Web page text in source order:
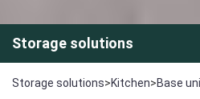
Storage solutions
Storage solutions>Kitchen>Base